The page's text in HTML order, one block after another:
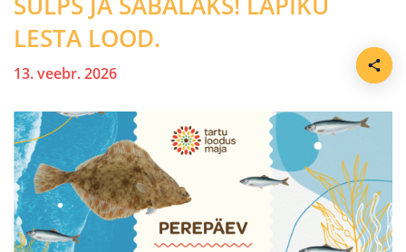
LESTA LOOD.
13. veebr. 2026